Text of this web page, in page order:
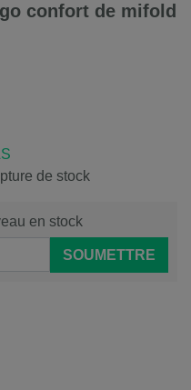
confort de mifold
de stock
en stock
SOUMETTRE